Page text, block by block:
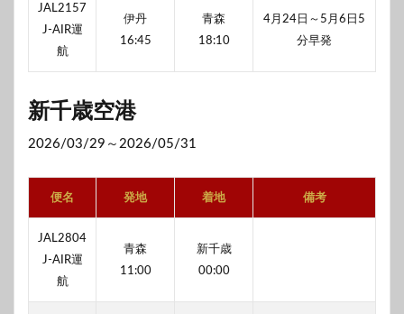
JAL2157
J-AIR運
航
伊丹
16:45
青森
18:10
4月24日～5月6日5
分早発
新千歳空港
2026/03/29～2026/05/31
便名 発地 着地 備考
JAL2804
J-AIR運
航
青森
11:00
新千歳
00:00